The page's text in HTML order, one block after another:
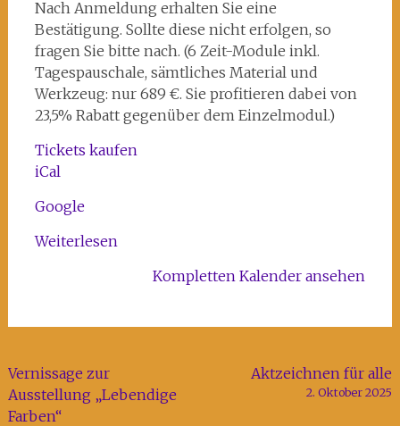
im
Kunst-
und
Kreativhaus
Rechenzentrum
Nach Anmeldung erhalten Sie eine
Bestätigung. Sollte diese nicht erfolgen, so
fragen Sie bitte nach. (6 Zeit-Module inkl.
Tagespauschale, sämtliches Material und
Werkzeug: nur 689 €. Sie profitieren dabei von
23,5% Rabatt gegenüber dem Einzelmodul.)
Tickets kaufen
iCal
Google
Weiterlesen
Kompletten Kalender ansehen
Beitragsnavigation
Vernissage zur
Ausstellung „Lebendige
Farben“
Aktzeichnen für alle
2. Oktober 2025